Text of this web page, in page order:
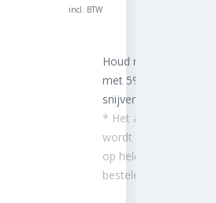
incl. BTW
Houd rekening
met 5%
snijverlies
* Het aantal m²
wordt afgerond
op hele
besteleenheden.